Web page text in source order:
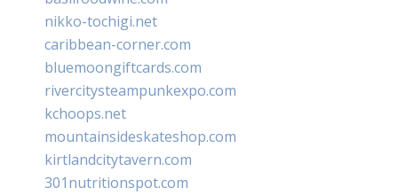
nikko-tochigi.net
caribbean-corner.com
bluemoongiftcards.com
rivercitysteampunkexpo.com
kchoops.net
mountainsideskateshop.com
kirtlandcitytavern.com
301nutritionspot.com